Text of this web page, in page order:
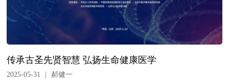
传承古圣先贤智慧 弘扬生命健康医学
2025-05-31
郝健一